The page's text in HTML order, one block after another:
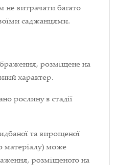
витрачати багато
саджанцями.
розміщене на
характер.
рослину в стадії
та вирощеної
матеріалу) може
розміщеного на